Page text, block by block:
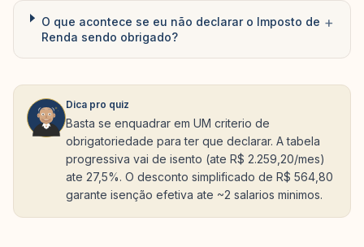
O que acontece se eu não declarar o Imposto de
Renda sendo obrigado?
+
Dica pro quiz
Basta se enquadrar em UM criterio de
obrigatoriedade para ter que declarar. A tabela
progressiva vai de isento (ate R$ 2.259,20/mes)
ate 27,5%. O desconto simplificado de R$ 564,80
garante isenção efetiva ate ~2 salarios minimos.